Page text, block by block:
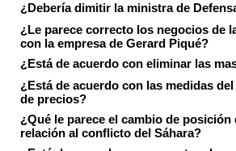
¿Debería dimitir la ministra de
¿Le parece correcto los negocios de
con la empresa de Gerard Piqué?
¿Está de acuerdo con eliminar las
¿Está de acuerdo con las medidas
de precios?
¿Qué le parece el cambio de
relación al conflicto del Sáhara?